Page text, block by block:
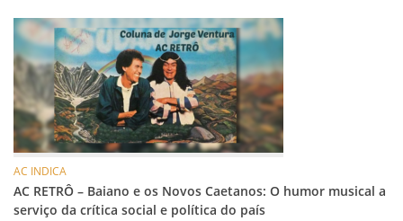
AC INDICA
AC RETRÔ – Baiano e os Novos Caetanos: O humor musical a
serviço da crítica social e política do país